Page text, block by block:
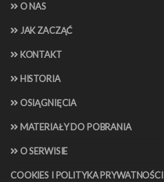
O NAS
JAK ZACZĄĆ
KONTAKT
HISTORIA
OSIĄGNIĘCIA
MATERIAŁY DO POBRANIA
O SERWISIE
COOKIES I POLITYKA PRYWATNOŚCI